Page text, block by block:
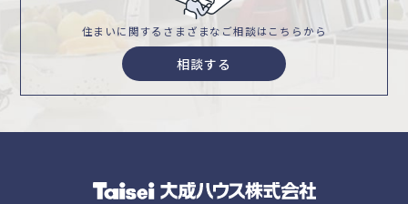
住まいに関するさまざまな ご相談はこちらから
相談する